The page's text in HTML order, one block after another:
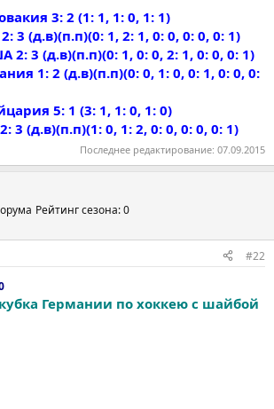
3: 2 (1: 1, 1: 0, 1: 1)
3 (д.в)(п.п)(0: 1, 2: 1, 0: 0, 0: 0, 0: 1)
3 (д.в)(п.п)(0: 1, 0: 0, 2: 1, 0: 0, 0: 1)
1: 2 (д.в)(п.п)(0: 0, 1: 0, 0: 1, 0: 0, 0:
5: 1 (3: 1, 1: 0, 1: 0)
3 (д.в)(п.п)(1: 0, 1: 2, 0: 0, 0: 0, 0: 1)
Последнее редактирование: 07.09.2015
Рейтинг сезона: 0
#22
Германии по хоккею с шайбой